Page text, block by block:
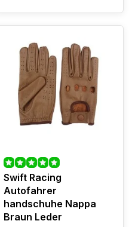
Swift Racing
Autofahrer
handschuhe Nappa
Braun Leder